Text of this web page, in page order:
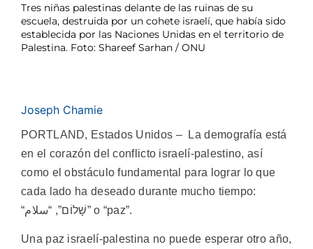
Tres niñas palestinas delante de las ruinas de su
escuela, destruida por un cohete israelí, que había sido
establecida por las Naciones Unidas en el territorio de
Palestina. Foto: Shareef Sarhan / ONU
Joseph Chamie
PORTLAND, Estados Unidos – La demografía está
en el corazón del conflicto israelí-palestino, así
como el obstáculo fundamental para lograr lo que
cada lado ha deseado durante mucho tiempo:
“שָׁלוֹם”, “سلام” o “paz”.
Una paz israelí-palestina no puede esperar otro año,